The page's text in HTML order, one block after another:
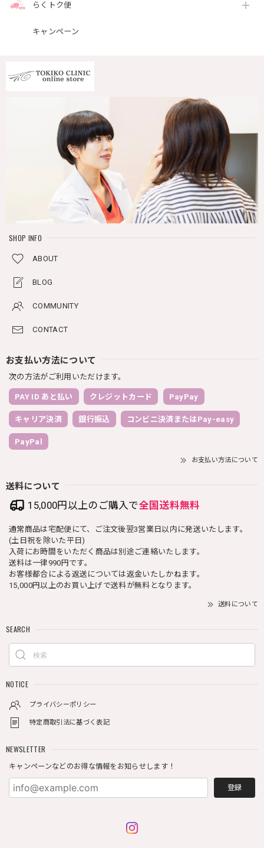
らくトク便
キャンペーン
SHOP INFO
ABOUT
BLOG
COMMUNITY
CONTACT
お支払い方法について
次の方法がご利用いただけます。
PAY ID あと払い クレジットカード PayPay
キャリア決済 銀行振込 コンビニ決済またはPay-easy
PayPal
お支払い方法について
送料について
15,000円以上のご購入で全国送料無料
通常商品は宅配便にて、ご注文後翌3営業日以内に発送いたします。
(土日祝を除いた平日)
入荷にお時間をいただく商品は別途ご連絡いたします。
送料は一律990円です。
お客様都合による返送については返金いたしかねます。
15,000円以上のお買い上げで送料が無料となります。
送料について
SEARCH
NOTICE
プライバシーポリシー
特定商取引法に基づく表記
NEWSLETTER
キャンペーンなどのお得な情報をお知らせします！
登録